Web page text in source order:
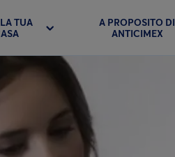
TUA
A PROPOSITO DI
ANTICIMEX